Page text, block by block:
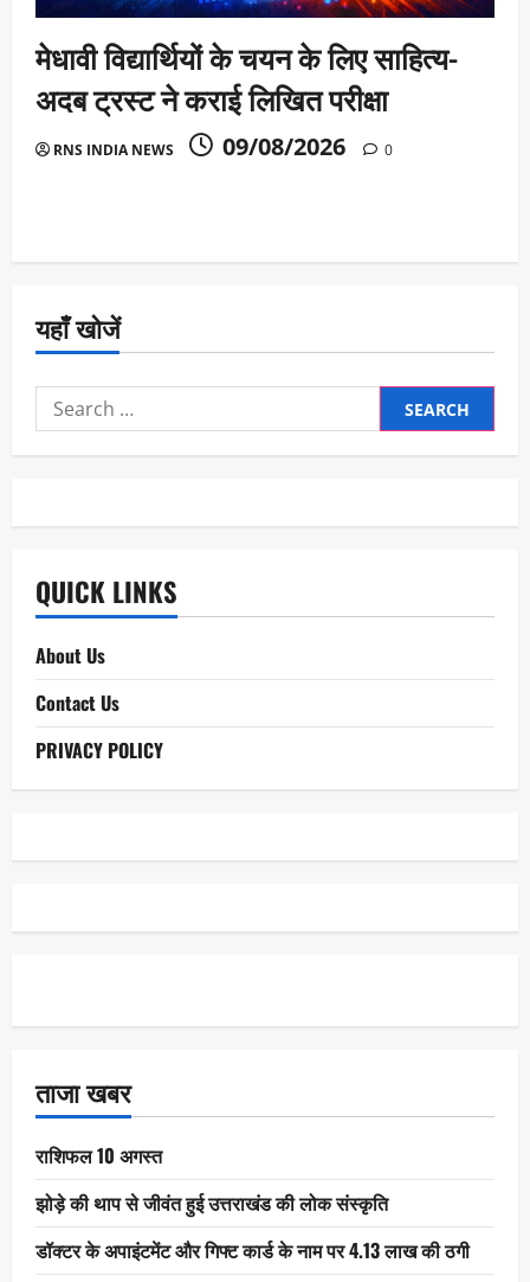
मेधावी विद्यार्थियों के चयन के लिए साहित्य-
अदब ट्रस्ट ने कराई लिखित परीक्षा
RNS INDIA NEWS 09/08/2026 0
यहाँ खोजें
Search
for:
QUICK LINKS
About Us
Contact Us
PRIVACY POLICY
ताजा खबर
राशिफल 10 अगस्त
झोड़े की थाप से जीवंत हुई उत्तराखंड की लोक संस्कृति
डॉक्टर के अपाइंटमेंट और गिफ्ट कार्ड के नाम पर 4.13 लाख की ठगी